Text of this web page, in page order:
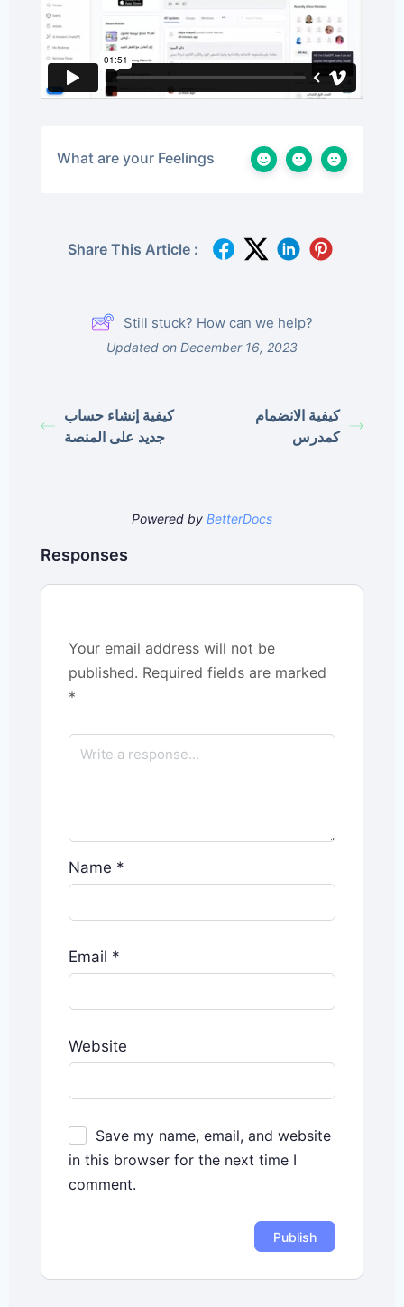
What are your Feelings
Share This Article :
Still stuck? How can we help?
Updated on December 16, 2023
كيفية إنشاء حساب
جديد على المنصة
كيفية الانضمام
كمدرس
Powered by BetterDocs
Responses
Your email address will not be
published. Required fields are marked
*
Name *
Email *
Website
Save my name, email, and website
in this browser for the next time I
comment.